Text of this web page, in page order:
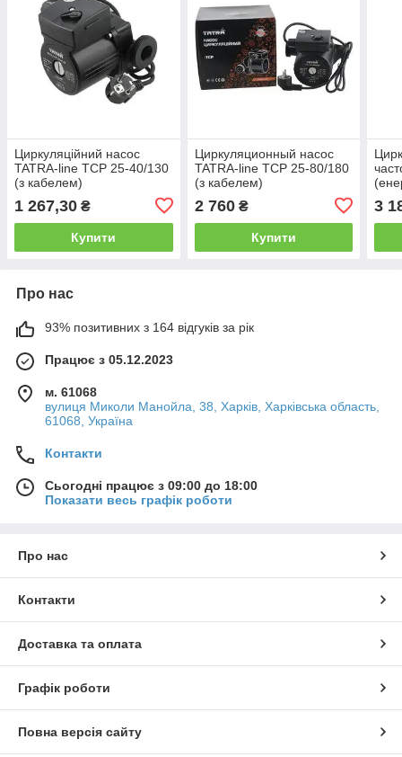
Циркуляційний насос
TATRA-line TCP 25-40/130
(з кабелем)
1 267,30 ₴
Купити
Циркуляционный насос
TATRA-line TCP 25-80/180
(з кабелем)
2 760₴
Купити
25-
3
Про нас
93% позитивних з 164 відгуків за рік
Працює з 05.12.2023
м. 61068
вулиця Миколи Манойла, 38, Харків, Харківська область,
61068, Україна
Контакти
Сьогодні працює з 09:00 до 18:00
Показати весь графік роботи
Про нас
Контакти
Доставка та оплата
Графік роботи
Повна версія сайту